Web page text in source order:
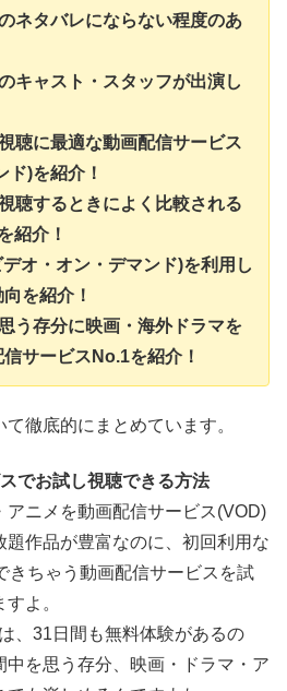
ネタバレにならない程度のあ
キャスト・スタッフが出演し
聴に最適な動画配信サービス
ド)を紹介！
聴するときによく比較される
紹介！
オ・オン・デマンド)を利用し
を紹介！
う存分に映画・海外ドラマを
サービスNo.1を紹介！
徹底的にまとめています。
でお試し視聴できる方法
アニメを動画配信サービス(VOD)
題作品が豊富なのに、初回利用な
きちゃう動画配信サービスを試
よ。
、31日間も無料体験があるの
中を思う存分、映画・ドラマ・ア